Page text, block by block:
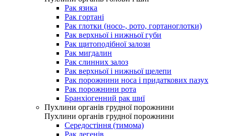
Рак язика
Рак гортані
Рак глотки (носо-, рото, гортаноглотки)
Рак верхньої і нижньої губи
Рак щитоподібної залози
Рак мигдалин
Рак слинних залоз
Рак верхньої і нижньої щелепи
Рак порожнини носа і придаткових пазух
Рак порожнини рота
Бранхіогенний рак шиї
Пухлини органів грудної порожнини
Пухлини органів грудної порожнини
Середостіння (тимома)
Рак легенів